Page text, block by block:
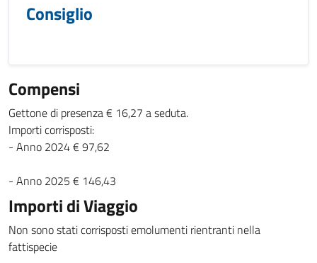
Consiglio
Compensi
Gettone di presenza € 16,27 a seduta.
Importi corrisposti:
- Anno 2024 € 97,62
- Anno 2025 € 146,43
Importi di Viaggio
Non sono stati corrisposti emolumenti rientranti nella
fattispecie